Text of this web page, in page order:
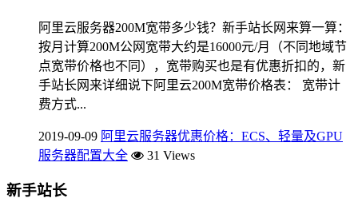
阿里云服务器200M宽带多少钱？新手站长网来算一算：
按月计算200M公网宽带大约是16000元/月（不同地域节
点宽带价格也不同），宽带购买也是有优惠折扣的，新
手站长网来详细说下阿里云200M宽带价格表： 宽带计
费方式...
2019-09-09 阿里云服务器优惠价格：ECS、轻量及GPU
服务器配置大全
31 Views
新手站长